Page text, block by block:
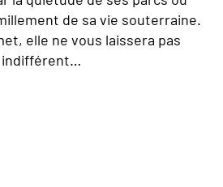
de sa vie souterraine.
elle ne vous laissera pas
indifférent…